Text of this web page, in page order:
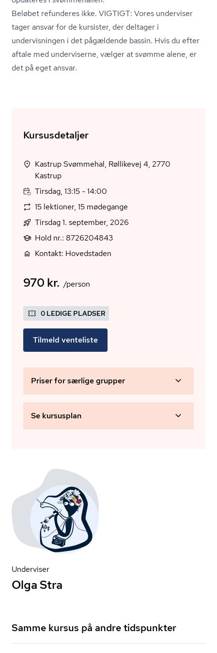
Beløbet refunderes ikke. VIGTIGT: Vores underviser
tager ansvar for de kursister, der deltager i
undervisningen i det pågældende bassin. Hvis du efter
aftale med underviserne, vælger at svømme alene, er
det på eget ansvar.
Kursusdetaljer
Kastrup Svømmehal, Røllikevej 4, 2770
Kastrup
Tirsdag, 13:15 - 14:00
15 lektioner, 15 mødegange
Tirsdag 1. september, 2026
Hold nr.: 8726204843
Kontakt: Hovedstaden
970 kr. /person
0 LEDIGE PLADSER
Tilmeld venteliste
Priser for særlige grupper
Se kursusplan
Underviser
Olga Stra
Samme kursus på andre tidspunkter